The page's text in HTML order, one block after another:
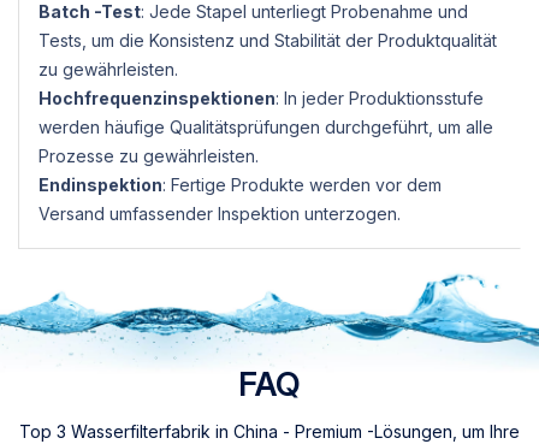
Batch -Test: Jede Stapel unterliegt Probenahme und
Tests, um die Konsistenz und Stabilität der Produktqualität
zu gewährleisten.
Hochfrequenzinspektionen: In jeder Produktionsstufe
werden häufige Qualitätsprüfungen durchgeführt, um alle
Prozesse zu gewährleisten.
Endinspektion: Fertige Produkte werden vor dem
Versand umfassender Inspektion unterzogen.
FAQ
Top 3 Wasserfilterfabrik in China - Premium -Lösungen, um Ihre